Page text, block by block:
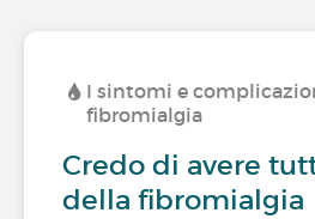
I sintomi e
fibromialgia
Credo di avere
della fibromialgia